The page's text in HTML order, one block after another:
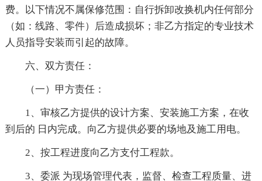
费。以下情况不属保修范围：自行拆卸改换机内任何部分
（如：线路、零件）后造成损坏；非乙方指定的专业技术
人员指导安装而引起的故障。
六、双方责任：
（一）甲方责任：
1、审核乙方提供的设计方案、安装施工方案，在收
到后的 日内完成。向乙方提供必要的场地及施工用电。
2、按工程进度向乙方支付工程款。
3、委派 为现场管理代表，监督、检查工程质量、进